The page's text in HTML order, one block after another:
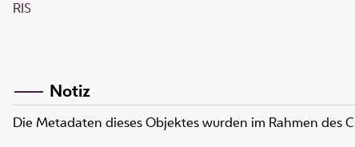
RIS
Notiz
Die Metadaten dieses Objektes wurden im Rahmen des